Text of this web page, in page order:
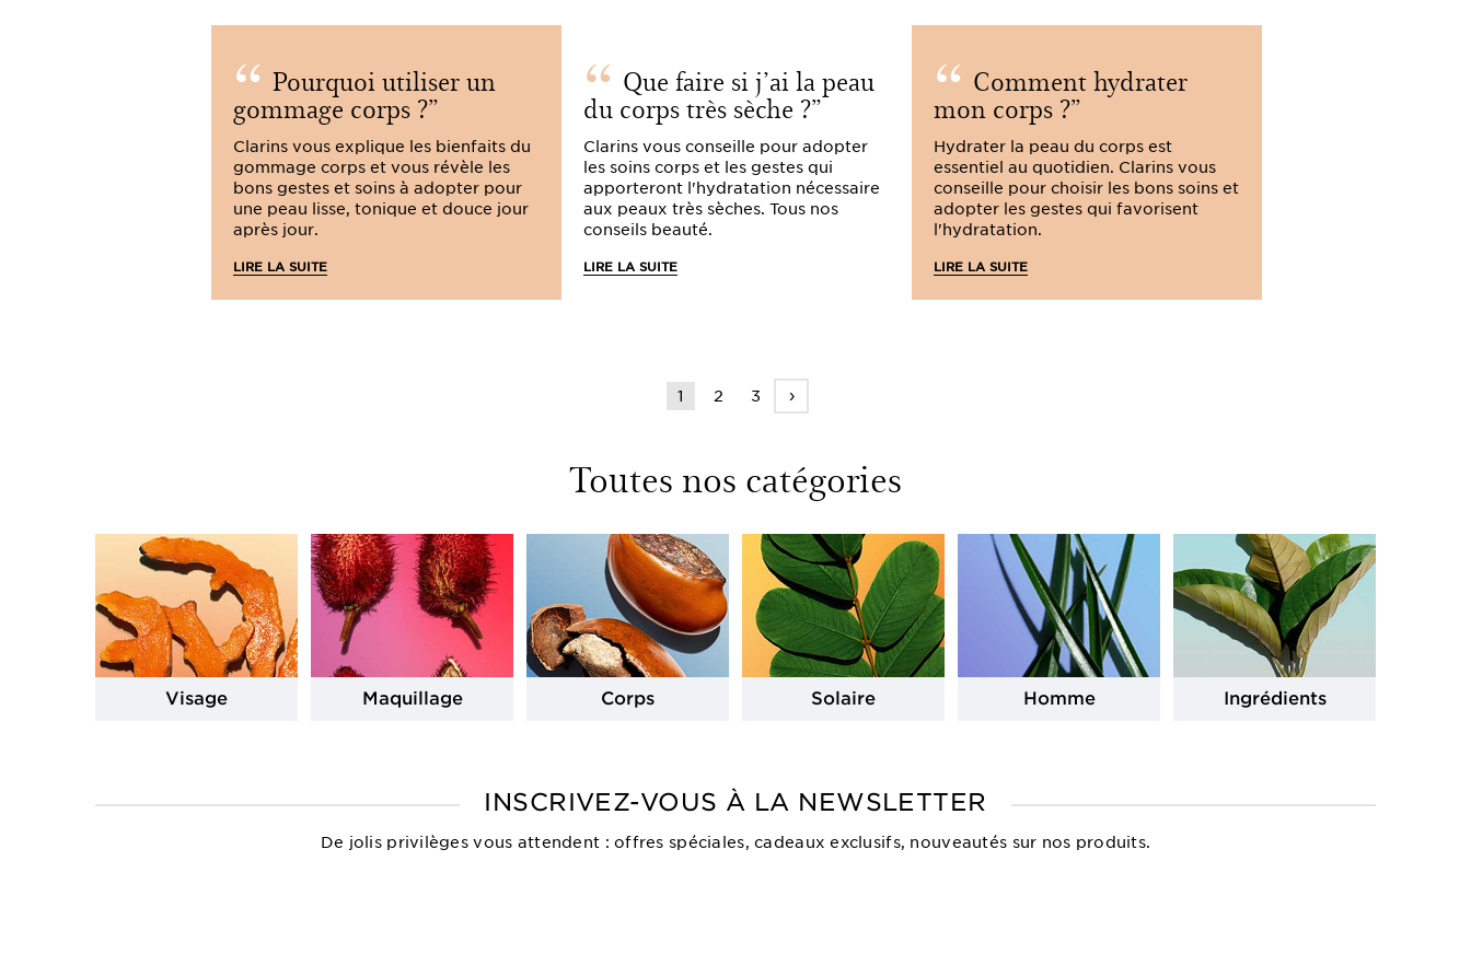
Pourquoi utiliser un
gommage corps ?
Clarins vous explique les bienfaits du
gommage corps et vous révèle les
bons gestes et soins à adopter pour
une peau lisse, tonique et douce jour
après jour.
LIRE LA SUITE
Que faire si j’ai la peau
du corps très sèche ?
Clarins vous conseille pour adopter
les soins corps et les gestes qui
apporteront l'hydratation nécessaire
aux peaux très sèches. Tous nos
conseils beauté.
LIRE LA SUITE
Comment hydrater
mon corps ?
Hydrater la peau du corps est
essentiel au quotidien. Clarins vous
conseille pour choisir les bons soins et
adopter les gestes qui favorisent
l'hydratation.
LIRE LA SUITE
1 2 3 ›
Toutes nos catégories
Visage Maquillage Corps Solaire Homme Ingrédients
INSCRIVEZ-VOUS À LA NEWSLETTER
De jolis privilèges vous attendent : offres spéciales, cadeaux exclusifs, nouveautés sur nos produits.